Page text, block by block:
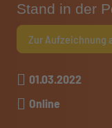
Stand in der
Zur Aufzeichnung
01.03.2022
Online